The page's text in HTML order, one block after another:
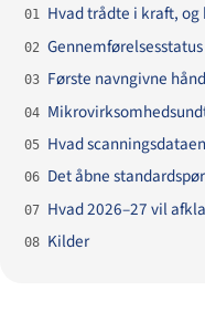
01 Hvad trådte i kraft, og
02 Gennemførelsesstatus
03 Første navngivne
04
05 Hvad
06 Det åbne
07 Hvad 2026–27 vil
08 Kilder